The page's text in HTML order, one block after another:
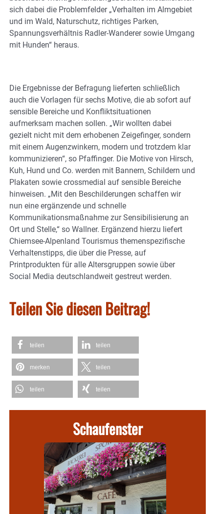
sich dabei die Problemfelder „Verhalten im Almgebiet
und im Wald, Naturschutz, richtiges Parken,
Spannungsverhältnis Radler-Wanderer sowie Umgang
mit Hunden“ heraus.
Die Ergebnisse der Befragung lieferten schließlich
auch die Vorlagen für sechs Motive, die ab sofort auf
sensible Bereiche und Konfliktsituationen
aufmerksam machen sollen. „Wir wollten dabei
gezielt nicht mit dem erhobenen Zeigefinger, sondern
mit einem Augenzwinkern, modern und trotzdem klar
kommunizieren“, so Pfaffinger. Die Motive von Hirsch,
Kuh, Hund und Co. werden mit Bannern, Schildern und
Plakaten sowie crossmedial auf sensible Bereiche
hinweisen. „Mit den Beschilderungen schaffen wir
nun eine ergänzende und schnelle
Kommunikationsmaßnahme zur Sensibilisierung an
Ort und Stelle,“ so Wallner. Ergänzend hierzu liefert
Chiemsee-Alpenland Tourismus themenspezifische
Verhaltenstipps, die über die Presse, auf
Printprodukten für alle Altersgruppen sowie über
Social Media deutschlandweit gestreut werden.
Teilen Sie diesen Beitrag!
teilen teilen
merken teilen
teilen teilen
Schaufenster